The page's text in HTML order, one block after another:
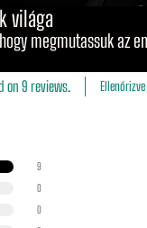
világa
megmutassuk az
on 9 reviews.
Ellenőrizve
9
0
0